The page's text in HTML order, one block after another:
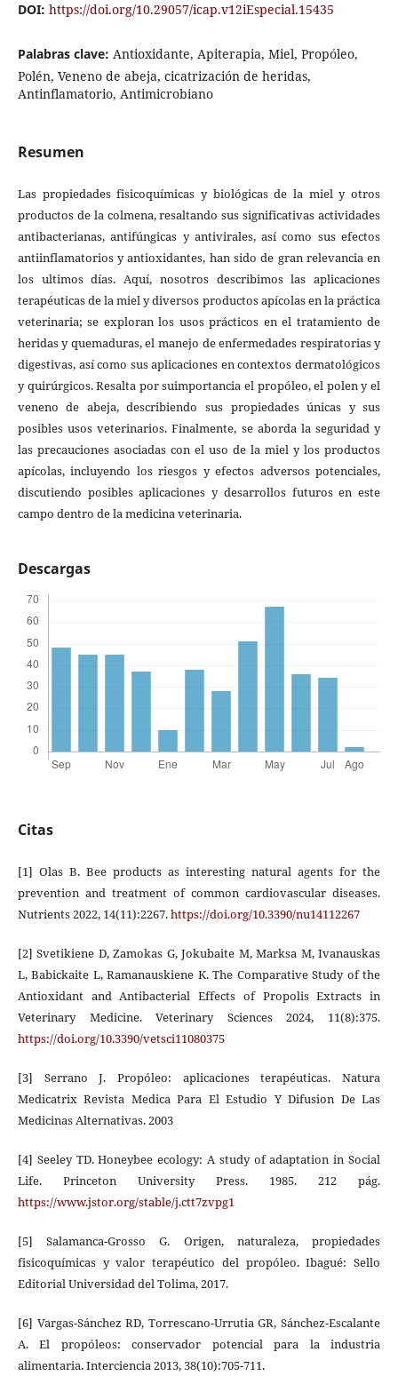
DOI: https://doi.org/10.29057/icap.v12iEspecial.15435
Palabras clave: Antioxidante, Apiterapia, Miel, Propóleo,
Polén, Veneno de abeja, cicatrización de heridas,
Antinflamatorio, Antimicrobiano
Resumen
Las propiedades fisicoquímicas y biológicas de la miel y otros
productos de la colmena, resaltando sus significativas actividades
antibacterianas, antifúngicas y antivirales, así como sus efectos
antiinflamatorios y antioxidantes, han sido de gran relevancia en
los ultimos días. Aquí, nosotros describimos las aplicaciones
terapéuticas de la miel y diversos productos apícolas en la práctica
veterinaria; se exploran los usos prácticos en el tratamiento de
heridas y quemaduras, el manejo de enfermedades respiratorias y
digestivas, así como sus aplicaciones en contextos dermatológicos
y quirúrgicos. Resalta por suimportancia el propóleo, el polen y el
veneno de abeja, describiendo sus propiedades únicas y sus
posibles usos veterinarios. Finalmente, se aborda la seguridad y
las precauciones asociadas con el uso de la miel y los productos
apícolas, incluyendo los riesgos y efectos adversos potenciales,
discutiendo posibles aplicaciones y desarrollos futuros en este
campo dentro de la medicina veterinaria.
Descargas
Citas
[1] Olas B. Bee products as interesting natural agents for the
prevention and treatment of common cardiovascular diseases.
Nutrients 2022, 14(11):2267.https://doi.org/10.3390/nu14112267
[2] Svetikiene D, Zamokas G, Jokubaite M, Marksa M, Ivanauskas
L, Babickaite L, Ramanauskiene K. The Comparative Study of the
Antioxidant and Antibacterial Effects of Propolis Extracts in
Veterinary Medicine. Veterinary Sciences 2024, 11(8):375.
https://doi.org/10.3390/vetsci11080375
[3] Serrano J. Propóleo: aplicaciones terapéuticas. Natura
Medicatrix Revista Medica Para El Estudio Y Difusion De Las
Medicinas Alternativas. 2003
[4] Seeley TD. Honeybee ecology: A study of adaptation in Social
Life. Princeton University Press. 1985. 212 pág.
https://www.jstor.org/stable/j.ctt7zvpg1
[5] Salamanca-Grosso G. Origen, naturaleza, propiedades
fisicoquímicas y valor terapéutico del propóleo. Ibagué: Sello
Editorial Universidad del Tolima, 2017.
[6] Vargas-Sánchez RD, Torrescano-Urrutia GR, Sánchez-Escalante
A. El propóleos: conservador potencial para la industria
alimentaria. Interciencia 2013, 38(10):705-711.